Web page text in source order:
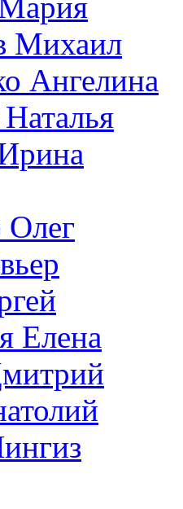
Михаил
Ангелина
Олег
Елена